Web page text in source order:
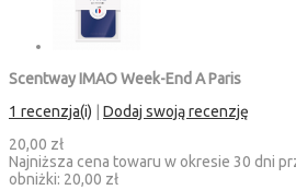
Scentway IMAO Week-End A Paris
1 recenzja(i)
Dodaj swoją recenzję
20,00 zł
Najniższa cena towaru w okresie 30 dni
obniżki: 20,00 zł